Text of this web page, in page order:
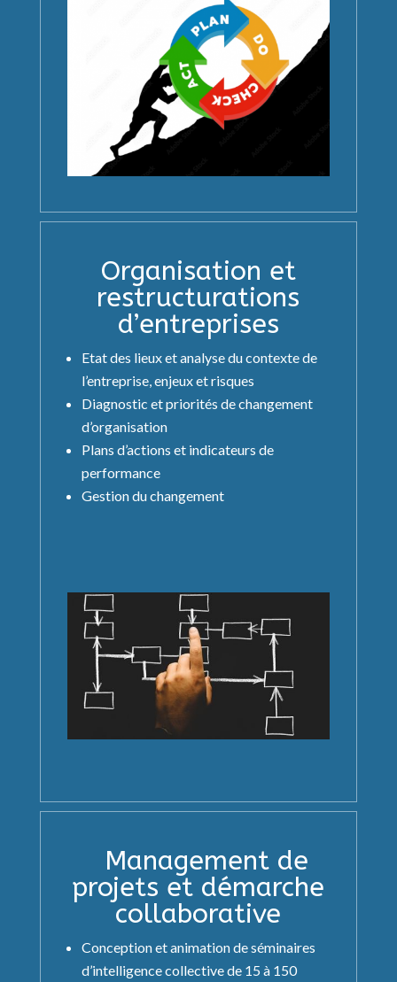
Organisation et
restructurations
d’entreprises
Etat des lieux et analyse du contexte de
l’entreprise, enjeux et risques
Diagnostic et priorités de changement
d’organisation
Plans d’actions et indicateurs de
performance
Gestion du changement
Management de
projets et démarche
collaborative
Conception et animation de séminaires
d’intelligence collective de 15 à 150